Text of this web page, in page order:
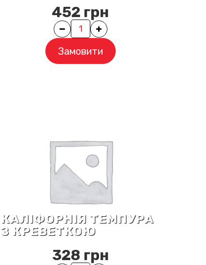
452 грн
Quantity
Замовити
КАЛІФОРНІЯ ТЕМПУРА
З КРЕВЕТКОЮ
328 грн